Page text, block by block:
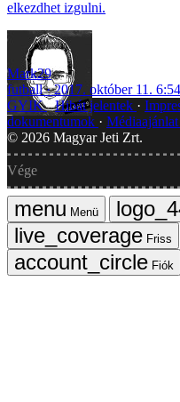
elkezdhet izgulni.
Mark29
futball
2017. október 11. 6:54
GYIK Hibát jelentek
dokumentumok
Médiaajánlat
© 2026 Magyar Jeti Zrt.
Vége
Menü
Friss
Fiók